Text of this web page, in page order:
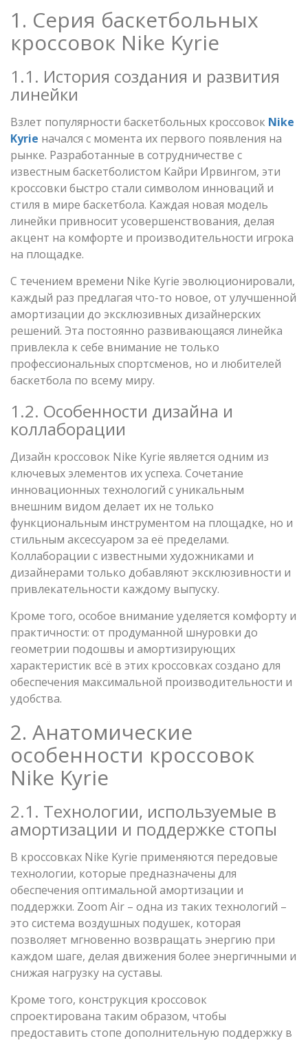
1. Серия баскетбольных
кроссовок Nike Kyrie
1.1. История создания и развития
линейки
Взлет популярности баскетбольных кроссовок Nike
Kyrie начался с момента их первого появления на
рынке. Разработанные в сотрудничестве с
известным баскетболистом Кайри Ирвингом, эти
кроссовки быстро стали символом инноваций и
стиля в мире баскетбола. Каждая новая модель
линейки привносит усовершенствования, делая
акцент на комфорте и производительности игрока
на площадке.
С течением времени Nike Kyrie эволюционировали,
каждый раз предлагая что-то новое, от улучшенной
амортизации до эксклюзивных дизайнерских
решений. Эта постоянно развивающаяся линейка
привлекла к себе внимание не только
профессиональных спортсменов, но и любителей
баскетбола по всему миру.
1.2. Особенности дизайна и
коллаборации
Дизайн кроссовок Nike Kyrie является одним из
ключевых элементов их успеха. Сочетание
инновационных технологий с уникальным
внешним видом делает их не только
функциональным инструментом на площадке, но и
стильным аксессуаром за её пределами.
Коллаборации с известными художниками и
дизайнерами только добавляют эксклюзивности и
привлекательности каждому выпуску.
Кроме того, особое внимание уделяется комфорту и
практичности: от продуманной шнуровки до
геометрии подошвы и амортизирующих
характеристик всё в этих кроссовках создано для
обеспечения максимальной производительности и
удобства.
2. Анатомические
особенности кроссовок
Nike Kyrie
2.1. Технологии, используемые в
амортизации и поддержке стопы
В кроссовках Nike Kyrie применяются передовые
технологии, которые предназначены для
обеспечения оптимальной амортизации и
поддержки. Zoom Air – одна из таких технологий –
это система воздушных подушек, которая
позволяет мгновенно возвращать энергию при
каждом шаге, делая движения более энергичными и
снижая нагрузку на суставы.
Кроме того, конструкция кроссовок
спроектирована таким образом, чтобы
предоставить стопе дополнительную поддержку в